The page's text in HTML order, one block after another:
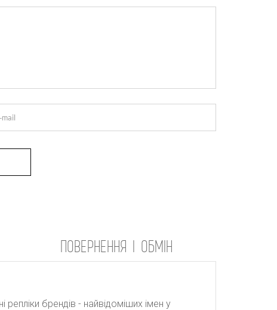
ПОВЕРНЕННЯ І ОБМІН
репліки брендів - найвідоміших імен у